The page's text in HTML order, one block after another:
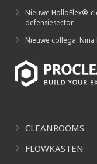
Nieuwe HolloFlex®-
defensiesector
Nieuwe collega: Nina
CLEANROOMS
FLOWKASTEN